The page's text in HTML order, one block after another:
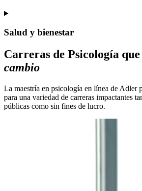
Salud y bienestar
Carreras de Psicología que
cambio
La maestría en psicología en línea de Adler
para una variedad de carreras impactantes
públicas como sin fines de lucro.